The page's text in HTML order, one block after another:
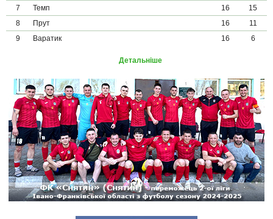
7
Темп 16
15
8
Прут 16
11
9
Варатик 16 6
Детальніше